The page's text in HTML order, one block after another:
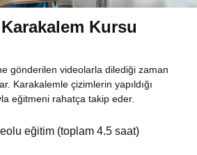
Kursu
gönderilen videolarla dilediği zaman
Karakalemle çizimlerin yapıldığı
eğitmeni rahatça takip eder.
eğitim (toplam 4.5 saat)